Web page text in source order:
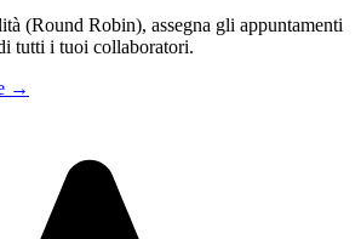
(Round Robin), assegna gli appuntamenti
tutti i tuoi collaboratori.
→